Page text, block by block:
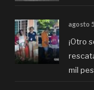
agosto
¡Otro
mil